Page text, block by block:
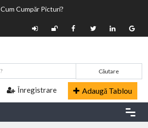
Cum Cumpăr Picturi?
Căutare
Înregistrare Adaugă Tablou